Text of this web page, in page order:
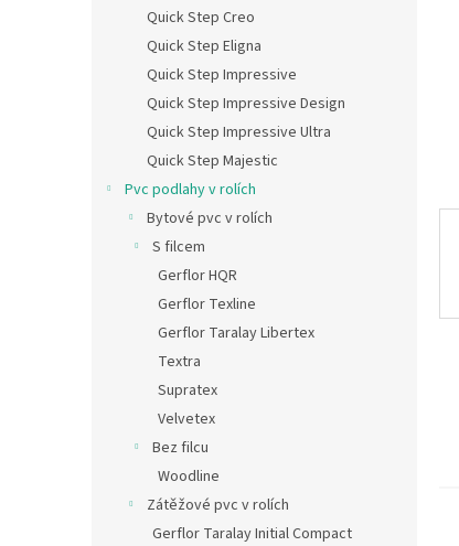
Quick Step Creo
Quick Step Eligna
Quick Step Impressive
Quick Step Impressive Design
Quick Step Impressive Ultra
Quick Step Majestic
Pvc podlahy v rolích
Bytové pvc v rolích
S filcem
Gerflor HQR
Gerflor Texline
Gerflor Taralay Libertex
Textra
Supratex
Velvetex
Bez filcu
Woodline
Zátěžové pvc v rolích
Gerflor Taralay Initial Compact